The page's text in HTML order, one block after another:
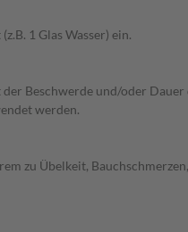
1 Glas Wasser) ein.
Beschwerde und/oder
werden.
zu Übelkeit,